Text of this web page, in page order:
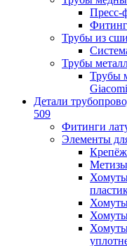
Пресс-
Трубы из
Трубы
Трубы
Детали
509
Фитинги
Элементы
Метизы